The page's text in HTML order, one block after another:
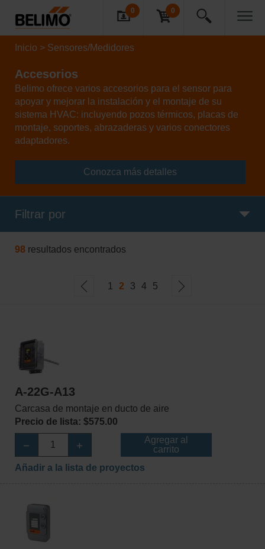
0 0
Inicio Sensores/Medidores
Accesorios
Belimo ofrece varios accesorios para el sensor para
apoyar y mejorar la instalación y el montaje de su
sistema HVAC: incluyendo pozos térmicos, placas de
montaje, soportes, abrazaderas y varios conectores
adaptadores.
Conozca más detalles
Filtrar por
98resultados encontrados
1 2 3 4 5
A-22G-A13
Carcasa de montaje en ducto de aire
Precio de lista: $575.00
Agregar al
carrito
Añadir a la lista de proyectos